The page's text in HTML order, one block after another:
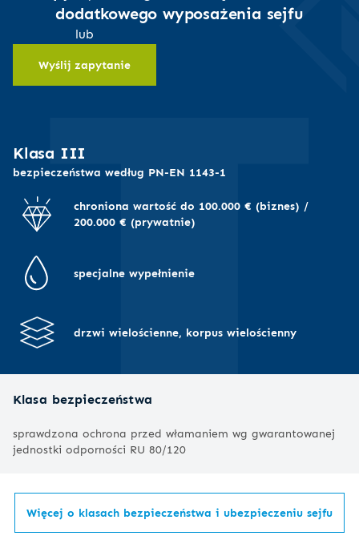
w razie potrzeby
można łatwo zmienić
kod,
pozwala na
potrzebujesz dodatkowych funkcji zamka, takich jak
opóźnienie czasowe otwarcia lub odczyt wykonanych
operacji,
chcesz, aby do sejfu miało dostęp więcej osób, a Ty
powinieneś wiedzieć, kto i kiedy otwierał sejf
dodatkowego wyposażenia sejfu
lub
Wyślij zapytanie
Klasa III
bezpieczeństwa według PN-EN 1143-1
chroniona wartość do 100.000 € (biznes) /
200.000 € (prywatnie)
specjalne wypełnienie
drzwi wielościenne, korpus wielościenny
Klasa bezpieczeństwa
sprawdzona ochrona przed włamaniem wg gwarantowanej
jednostki odporności RU 80/120
Więcej o klasach bezpieczeństwa i ubezpieczeniu sejfu